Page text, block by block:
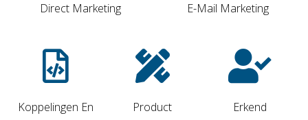
Direct Marketing E-Mail Marketing
Koppelingen En
Product
Erkend